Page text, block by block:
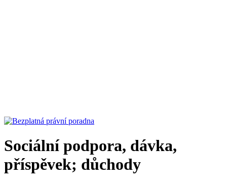
Sociální podpora, dávka,
příspěvek; důchody